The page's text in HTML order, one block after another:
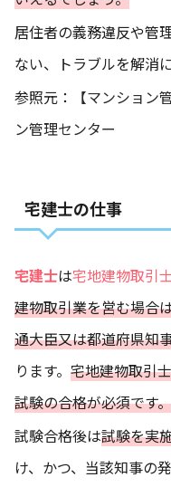
居住者の義務違反や管
ない、トラブルを解消
参照元：
【マンション
ン管理センター
宅建士の仕事
宅建士は宅地建物取引
建物取引業を営む場合
通大臣又は都道府県知
ります。 宅地建物取引
試験の合格が必須です。
試験合格後は試験を実
け、かつ、当該知事の